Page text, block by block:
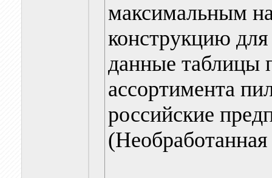
максимальным
конструкцию
данные таблицы
ассортимента
российские